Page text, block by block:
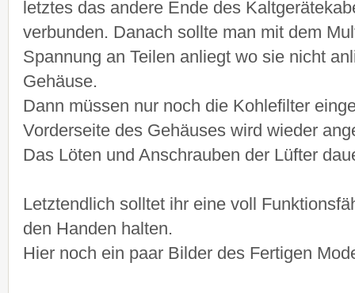
letztes das andere Ende des
verbunden. Danach sollte man mit dem
Spannung an Teilen anliegt wo sie nicht
Gehäuse.
Dann müssen nur noch die Kohlefilter
Vorderseite des Gehäuses wird wieder
Das Löten und Anschrauben der Lüfter
Letztendlich solltet ihr eine voll
den Handen halten.
Hier noch ein paar Bilder des Fertigen